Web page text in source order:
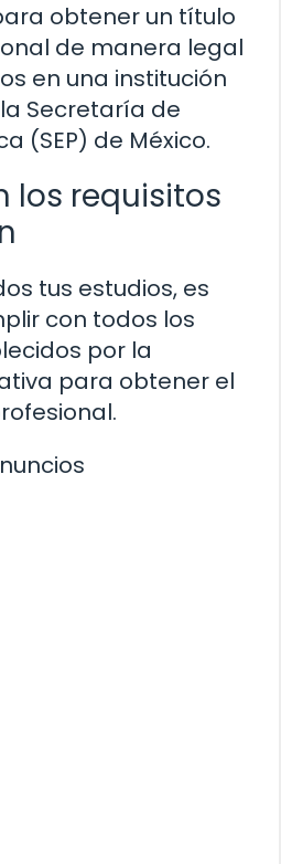
obtener un título
de manera legal
en una institución
Secretaría de
(SEP) de México.
los requisitos
tus estudios, es
con todos los
por la
para obtener el